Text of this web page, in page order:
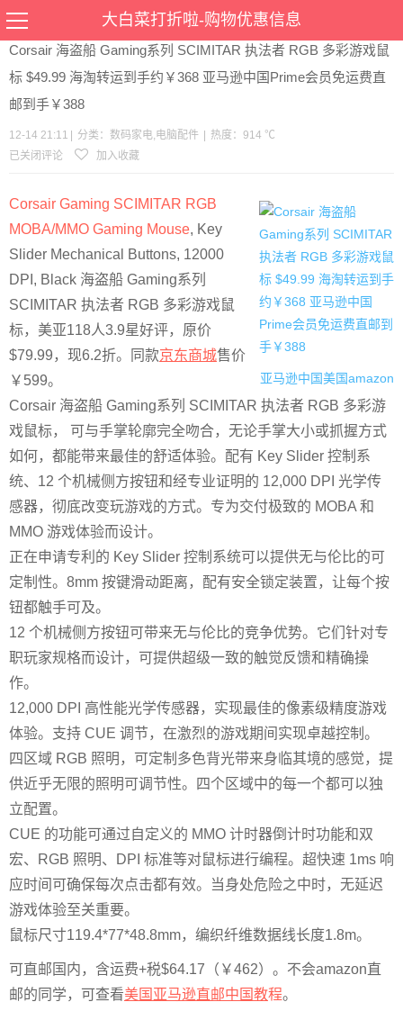
大白菜打折啦-购物优惠信息
当前位置： 优惠>数码家电电脑配件>文章详情
Corsair 海盗船 Gaming系列 SCIMITAR 执法者 RGB 多彩游戏鼠
标 $49.99 海淘转运到手约￥368 亚马逊中国Prime会员免运费直
邮到手￥388
12-14 21:11 分类： 数码家电,电脑配件
热度：914 ℃
已关闭评论
加入收藏
亚马逊中国美国amazon
Corsair Gaming SCIMITAR RGB
MOBA/MMO Gaming Mouse, Key
Slider Mechanical Buttons, 12000
DPI, Black 海盗船 Gaming系列
SCIMITAR 执法者 RGB 多彩游戏鼠
标，美亚118人3.9星好评，原价
$79.99，现6.2折。同款京东商城售价
￥599。
Corsair 海盗船 Gaming系列 SCIMITAR 执法者 RGB 多彩游
戏鼠标， 可与手掌轮廓完全吻合，无论手掌大小或抓握方式
如何，都能带来最佳的舒适体验。配有 Key Slider 控制系
统、12 个机械侧方按钮和经专业证明的 12,000 DPI 光学传
感器，彻底改变玩游戏的方式。专为交付极致的 MOBA 和
MMO 游戏体验而设计。
正在申请专利的 Key Slider 控制系统可以提供无与伦比的可
定制性。8mm 按键滑动距离，配有安全锁定装置，让每个按
钮都触手可及。
12 个机械侧方按钮可带来无与伦比的竞争优势。它们针对专
职玩家规格而设计，可提供超级一致的触觉反馈和精确操
作。
12,000 DPI 高性能光学传感器，实现最佳的像素级精度游戏
体验。支持 CUE 调节，在激烈的游戏期间实现卓越控制。
四区域 RGB 照明，可定制多色背光带来身临其境的感觉，提
供近乎无限的照明可调节性。四个区域中的每一个都可以独
立配置。
CUE 的功能可通过自定义的 MMO 计时器倒计时功能和双
宏、RGB 照明、DPI 标准等对鼠标进行编程。超快速 1ms 响
应时间可确保每次点击都有效。当身处危险之中时，无延迟
游戏体验至关重要。
鼠标尺寸119.4*77*48.8mm，编织纤维数据线长度1.8m。
可直邮国内，含运费+税$64.17（￥462）。不会amazon直
邮的同学，可查看美国亚马逊直邮中国教程。